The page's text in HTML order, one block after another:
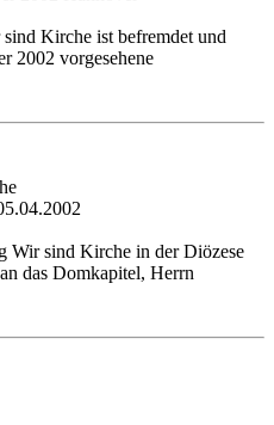
Kirche ist befremdet und
2002 vorgesehene
Wir sind Kirche in der Diözese
das Domkapitel, Herrn